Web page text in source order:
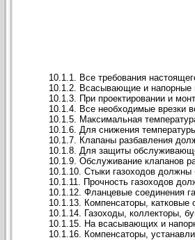
10.1.1. Все требования
10.1.2. Всасывающие и напорные
10.1.3. При проектировании и
10.1.4. Все необходимые врезки
10.1.5. Максимальная
10.1.6. Для снижения
10.1.7. Клапаны разбавления
10.1.8. Для защиты
10.1.9. Обслуживание клапанов
10.1.10. Стыки газоходов
10.1.11. Прочность газоходов
10.1.12. Фланцевые соединения
10.1.13. Компенсаторы,
10.1.14. Газоходы, коллекторы,
10.1.15. На всасывающих и
10.1.16. Компенсаторы,